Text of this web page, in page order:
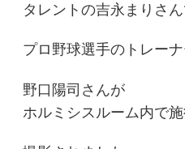
タレントの吉永まりさ
プロ野球選手のトレー
野口陽司さんが
ホルミシスルーム内で